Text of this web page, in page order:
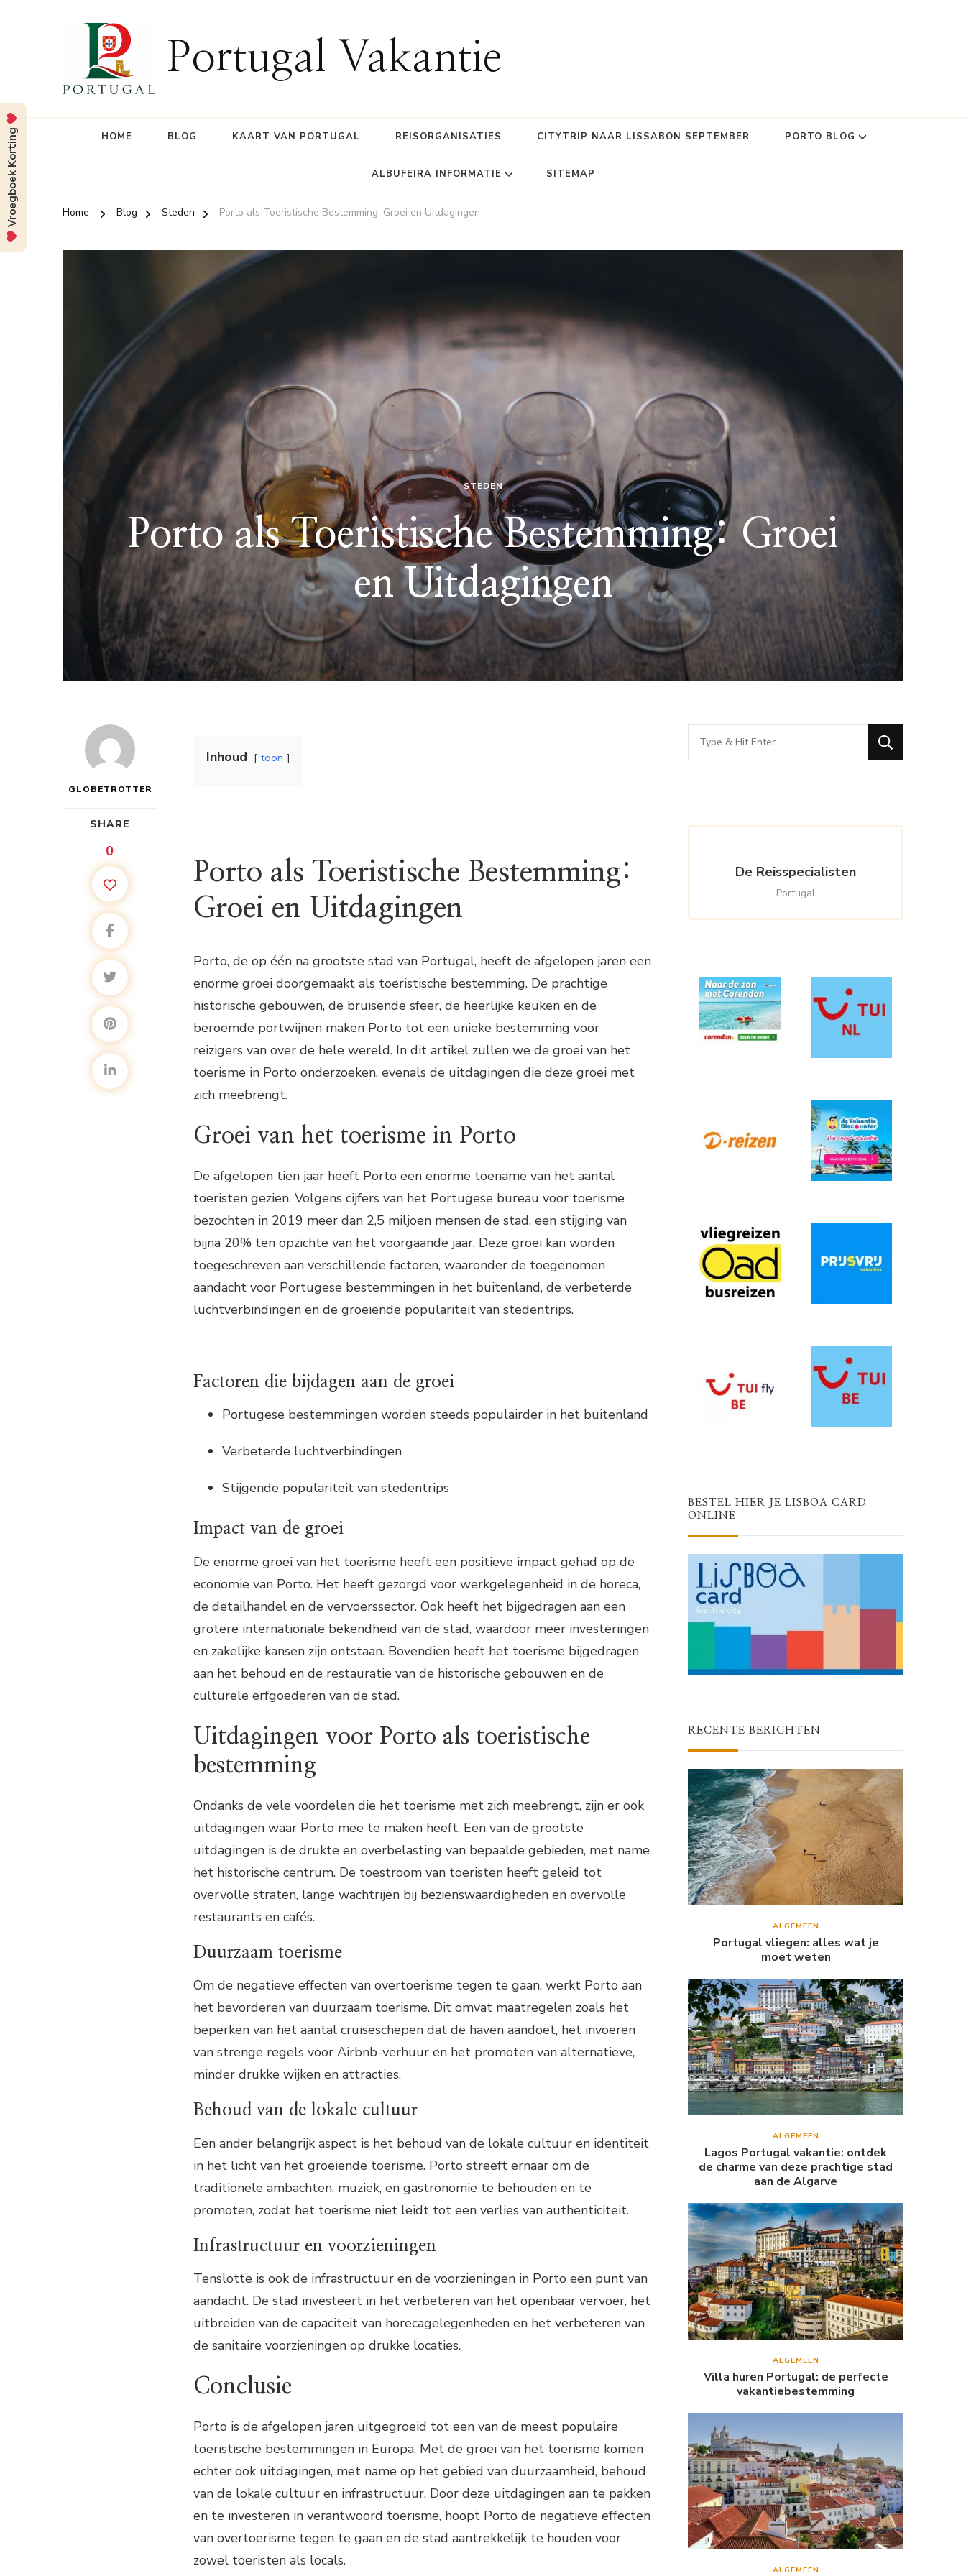
Portugal Vakantie
HOME BLOG KAART VAN PORTUGAL REISORGANISATIES CITYTRIP NAAR LISSABON SEPTEMBER PORTO BLOG
ALBUFEIRA INFORMATIE SITEMAP
Home Blog Steden Porto als Toeristische Bestemming: Groei en Uitdagingen
STEDEN
Porto als Toeristische Bestemming: Groei
en Uitdagingen
GLOBETROTTER
SHARE
0
Inhoud toon
Porto als Toeristische Bestemming:
Groei en Uitdagingen
Porto, de op één na grootste stad van Portugal, heeft de afgelopen jaren een
enorme groei doorgemaakt als toeristische bestemming. De prachtige
historische gebouwen, de bruisende sfeer, de heerlijke keuken en de
beroemde portwijnen maken Porto tot een unieke bestemming voor
reizigers van over de hele wereld. In dit artikel zullen we de groei van het
toerisme in Porto onderzoeken, evenals de uitdagingen die deze groei met
zich meebrengt.
Groei van het toerisme in Porto
De afgelopen tien jaar heeft Porto een enorme toename van het aantal
toeristen gezien. Volgens cijfers van het Portugese bureau voor toerisme
bezochten in 2019 meer dan 2,5 miljoen mensen de stad, een stijging van
bijna 20% ten opzichte van het voorgaande jaar. Deze groei kan worden
toegeschreven aan verschillende factoren, waaronder de toegenomen
aandacht voor Portugese bestemmingen in het buitenland, de verbeterde
luchtverbindingen en de groeiende populariteit van stedentrips.
Factoren die bijdagen aan de groei
Portugese bestemmingen worden steeds populairder in het buitenland
Verbeterde luchtverbindingen
Stijgende populariteit van stedentrips
Impact van de groei
De enorme groei van het toerisme heeft een positieve impact gehad op de
economie van Porto. Het heeft gezorgd voor werkgelegenheid in de horeca,
de detailhandel en de vervoerssector. Ook heeft het bijgedragen aan een
grotere internationale bekendheid van de stad, waardoor meer investeringen
en zakelijke kansen zijn ontstaan. Bovendien heeft het toerisme bijgedragen
aan het behoud en de restauratie van de historische gebouwen en de
culturele erfgoederen van de stad.
Uitdagingen voor Porto als toeristische
bestemming
Ondanks de vele voordelen die het toerisme met zich meebrengt, zijn er ook
uitdagingen waar Porto mee te maken heeft. Een van de grootste
uitdagingen is de drukte en overbelasting van bepaalde gebieden, met name
het historische centrum. De toestroom van toeristen heeft geleid tot
overvolle straten, lange wachtrijen bij bezienswaardigheden en overvolle
restaurants en cafés.
Duurzaam toerisme
Om de negatieve effecten van overtoerisme tegen te gaan, werkt Porto aan
het bevorderen van duurzaam toerisme. Dit omvat maatregelen zoals het
beperken van het aantal cruiseschepen dat de haven aandoet, het invoeren
van strenge regels voor Airbnb-verhuur en het promoten van alternatieve,
minder drukke wijken en attracties.
Behoud van de lokale cultuur
Een ander belangrijk aspect is het behoud van de lokale cultuur en identiteit
in het licht van het groeiende toerisme. Porto streeft ernaar om de
traditionele ambachten, muziek, en gastronomie te behouden en te
promoten, zodat het toerisme niet leidt tot een verlies van authenticiteit.
Infrastructuur en voorzieningen
Tenslotte is ook de infrastructuur en de voorzieningen in Porto een punt van
aandacht. De stad investeert in het verbeteren van het openbaar vervoer, het
uitbreiden van de capaciteit van horecagelegenheden en het verbeteren van
de sanitaire voorzieningen op drukke locaties.
Conclusie
Porto is de afgelopen jaren uitgegroeid tot een van de meest populaire
toeristische bestemmingen in Europa. Met de groei van het toerisme komen
echter ook uitdagingen, met name op het gebied van duurzaamheid, behoud
van de lokale cultuur en infrastructuur. Door deze uitdagingen aan te pakken
en te investeren in verantwoord toerisme, hoopt Porto de negatieve effecten
van overtoerisme tegen te gaan en de stad aantrekkelijk te houden voor
zowel toeristen als locals.
Looking
for
De Reisspecialisten
Portugal
BESTEL HIER JE LISBOA CARD
ONLINE
RECENTE BERICHTEN
ALGEMEEN
Portugal vliegen: alles wat je
moet weten
ALGEMEEN
Lagos Portugal vakantie: ontdek
de charme van deze prachtige stad
aan de Algarve
ALGEMEEN
Villa huren Portugal: de perfecte
vakantiebestemming
ALGEMEEN
Vroegboek Korting